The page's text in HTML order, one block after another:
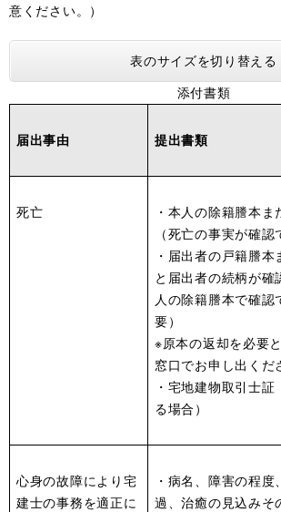
意ください。）
表のサイズを切り替える
添付書類
届出事由 提出書類
死亡
・本人の除籍謄本
（死亡の事実が確認
・届出者の戸籍謄本
と届出者の続柄が確
人の除籍謄本で確認
要）
※原本の返却を必要
窓口でお申し出くだ
・宅地建物取引士
る場合）
心身の故障により宅
建士の事務を適正に
・病名、障害の程
過、治癒の見込みそ